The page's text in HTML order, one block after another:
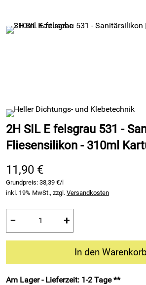
2H SIL E felsgrau 531 -
Fliesensilikon - 310ml
11,90 €
Grundpreis: 38,39 €/l
inkl. 19% MwSt., zzgl. Versandkosten
− +
In den Warenkorb
Am Lager - Lieferzeit: 1-2 Tage **